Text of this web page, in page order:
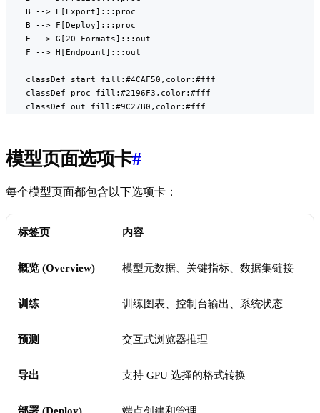
    B --> E[Export]:::proc
    B --> F[Deploy]:::proc
    E --> G[20 Formats]:::out
    F --> H[Endpoint]:::out
    classDef start fill:#4CAF50,color:#fff
    classDef proc fill:#2196F3,color:#fff
    classDef out fill:#9C27B0,color:#fff
模型页面选项卡#
每个模型页面都包含以下选项卡：
标签页 内容
概览 (Overview) 模型元数据、关键指标、数据集链接
训练 训练图表、控制台输出、系统状态
预测 交互式浏览器推理
导出 支持 GPU 选择的格式转换